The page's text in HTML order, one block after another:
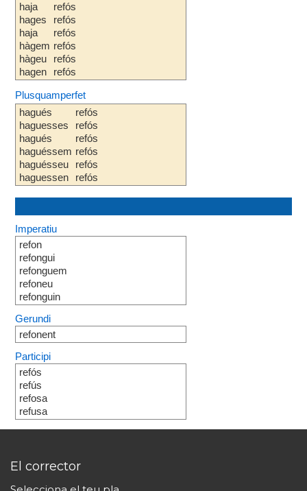
haja
hages
haja
hàgem
hàgeu
hagen
refós
refós
refós
refós
refós
refós
Plusquamperfet
hagués
haguesses
hagués
haguéssem
haguésseu
haguessen
refós
refós
refós
refós
refós
refós
Imperatiu
refon
refongui
refonguem
refoneu
refonguin
Gerundi
refonent
Participi
refós
refús
refosa
refusa
El corrector